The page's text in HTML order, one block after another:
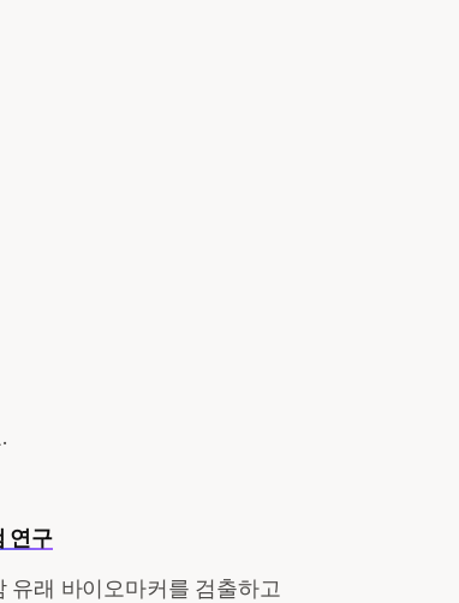
연구
유래 바이오마커를 검출하고